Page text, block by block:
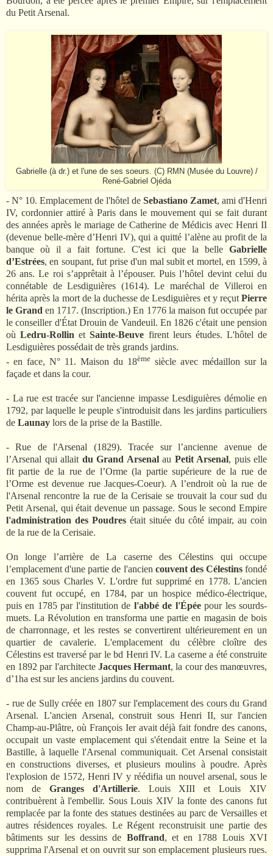
du Petit Arsenal.
Gabrielle (à dr.) et l'une de ses soeurs. (C) RMN (Musée du Louvre) /
René-Gabriel Ojéda
- N° 10. Emplacement de l'hôtel de Sebastiano Zamet, ami d'Henri
IV, cordonnier attiré à Paris dans le mouvement qui se fait durant
des années après le mariage de Catherine de Médicis avec Henri II
(devenue belle-mère d’Henri IV), qui a quitté l’alène au profit de la
banque où il a fait fortune. C'est ici que la belle Gabrielle
d’Estrées, en soupant, fut prise d'un mal subit et mortel, en 1599, à
26 ans. Le roi s’apprêtait à l’épouser. Puis l’hôtel devint celui du
connétable de Lesdiguières (1614). Le maréchal de Villeroi en
hérita après la mort de la duchesse de Lesdiguières et y reçut Pierre
le Grand en 1717. (Inscription.) En 1776 la maison fut occupée par
le conseiller d'État Drouin de Vandeuil. En 1826 c'était une pension
oùLedru-Rollin etSainte-Beuve firent leurs études. L'hôtel de
Lesdiguières possédait de très grands jardins.
- en face, N° 11. Maison du 18ème siècle avec médaillon sur la
façade et dans la cour.
- La rue est tracée sur l'ancienne impasse Lesdiguières démolie en
1792, par laquelle le peuple s'introduisit dans les jardins particuliers
de Launay lors de la prise de la Bastille.
- Rue de l'Arsenal (1829). Tracée sur l’ancienne avenue de
l’Arsenal qui allait du Grand Arsenal au Petit Arsenal, puis elle
fit partie de la rue de l’Orme (la partie supérieure de la rue de
l’Orme est devenue rue Jacques-Coeur). A l’endroit où la rue de
l'Arsenal rencontre la rue de la Cerisaie se trouvait la cour sud du
Petit Arsenal, qui était devenue un passage. Sous le second Empire
l'administration des Poudres était située du côté impair, au coin
de la rue de la Cerisaie.
On longe l’arrière de La caserne des Célestins qui occupe
l’emplacement d'une partie de l'ancien couvent des Célestinsfondé
en 1365 sous Charles V. L'ordre fut supprimé en 1778. L'ancien
couvent fut occupé, en 1784, par un hospice médico-électrique,
puis en 1785 par l'institution de l'abbé de l'Épéepour les sourds-
muets. La Révolution en transforma une partie en magasin de bois
de charronnage, et les restes se convertirent ultérieurement en un
quartier de cavalerie. L'emplacement du célèbre cloître des
Célestins est traversé par le bd Henri IV. La caserne a été construite
en 1892 par l'architecte Jacques Hermant, la cour des manœuvres,
d’1ha est sur les anciens jardins du couvent.
- rue de Sully créée en 1807 sur l'emplacement des cours du Grand
Arsenal. L'ancien Arsenal, construit sous Henri II, sur l'ancien
Champ-au-Plâtre, où François Ier avait déjà fait fondre des canons,
occupait un vaste emplacement qui s'étendait entre la Seine et la
Bastille, à laquelle l'Arsenal communiquait. Cet Arsenal consistait
en constructions diverses, et plusieurs moulins à poudre. Après
l'explosion de 1572, Henri IV y réédifia un nouvel arsenal, sous le
nom de Granges d'Artillerie. Louis XIII et Louis XIV
contribuèrent à l'embellir. Sous Louis XIV la fonte des canons fut
remplacée par la fonte des statues destinées au parc de Versailles et
autres résidences royales. Le Régent reconstruisit une partie des
bâtiments sur les dessins de Boffrand, et en 1788 Louis XVI
supprima l'Arsenal et on ouvrit sur son emplacement plusieurs rues.